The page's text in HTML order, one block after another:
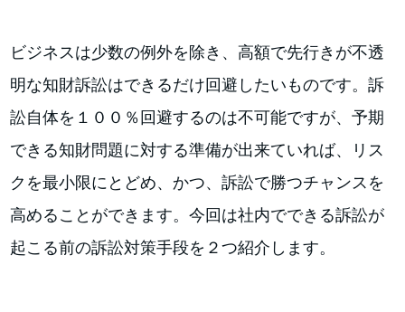
ビジネスは少数の例外を除き、高額で先行きが不透
明な知財訴訟はできるだけ回避したいものです。訴
訟自体を１００％回避するのは不可能ですが、予期
できる知財問題に対する準備が出来ていれば、リス
クを最小限にとどめ、かつ、訴訟で勝つチャンスを
高めることができます。今回は社内でできる訴訟が
起こる前の訴訟対策手段を２つ紹介します。